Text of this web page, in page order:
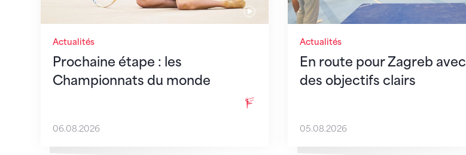
Actualités
Prochaine étape : les
Championnats du monde
06.08.2026
Actualités
En route pour Zagreb avec
des objectifs clairs
05.08.2026